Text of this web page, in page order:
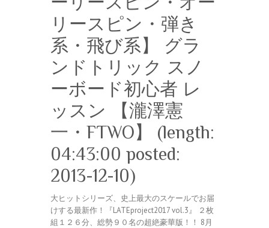
リースピン・弾き
系・飛び系】 グラ
ンドトリック スノ
ーボード初心者 レ
ッスン 【瀧澤憲
一・FTWO】 (length:
04:43:00 posted:
2013-12-10)
大ヒットシリーズ、史上最大のスケールでお届
けする最新作！『LATEproject2017 vol.3』 ２枚
組１２６分、総勢９０名の超絶豪華版！！ 8月